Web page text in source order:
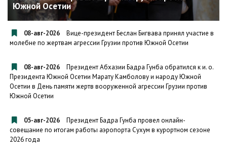
Южной Осетии
08-авг-2026
Вице-президент Беслан Бигвава принял участие в
молебне по жертвам агрессии Грузии против Южной Осетии
08-авг-2026
Президент Абхазии Бадра Гунба обратился к и. о.
Президента Южной Осетии Марату Камболову и народу Южной
Осетии в День памяти жертв вооруженной агрессии Грузии против
Южной Осетии
05-авг-2026
Президент Бадра Гунба провел онлайн-
совещание по итогам работы аэропорта Сухум в курортном сезоне
2026 года